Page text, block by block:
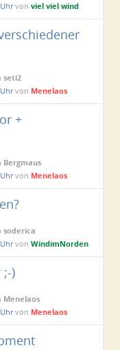
vonviel viel wind
seti2
von Menelaos
+
Bergmaus
von Menelaos
soderica
vonWindimNorden
;-)
Menelaos
von Menelaos